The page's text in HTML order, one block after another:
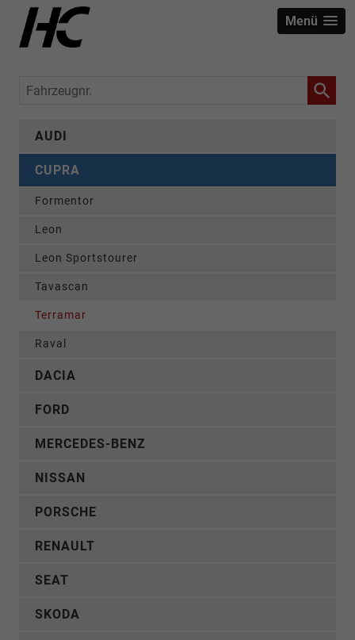
Menü
Fahrzeugnr.
AUDI
CUPRA
Formentor
Leon
Leon Sportstourer
Tavascan
Terramar
Raval
DACIA
FORD
MERCEDES-BENZ
NISSAN
PORSCHE
RENAULT
SEAT
SKODA